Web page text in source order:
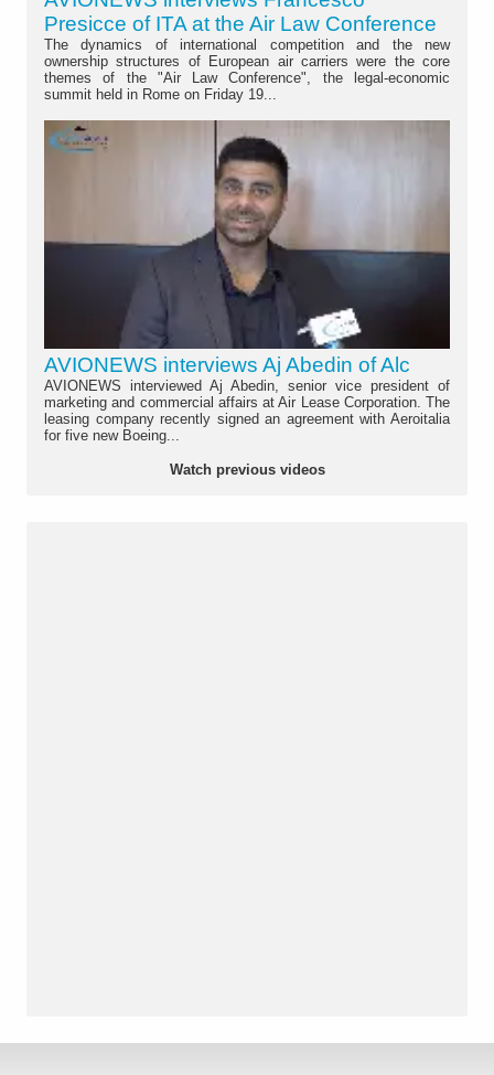
Presicce of ITA at the Air Law Conference
The dynamics of international competition and the new
ownership structures of European air carriers were the core
themes of the "Air Law Conference", the legal-economic
summit held in Rome on Friday 19...
AVIONEWS interviews Aj Abedin of Alc
AVIONEWS interviewed Aj Abedin, senior vice president of
marketing and commercial affairs at Air Lease Corporation. The
leasing company recently signed an agreement with Aeroitalia
for five new Boeing...
Watch previous videos